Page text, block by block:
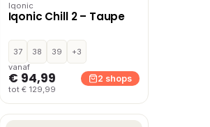
Iqonic
Iqonic Chill 2 – Taupe
37 38 39
+3
vanaf
€ 94,99
tot € 129,99
2 shops